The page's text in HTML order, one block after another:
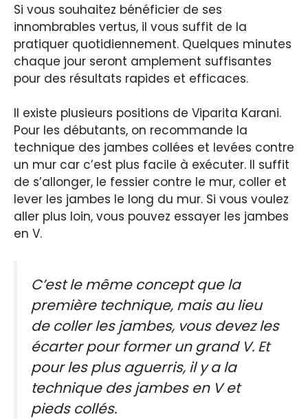
Si vous souhaitez bénéficier de ses
innombrables vertus, il vous suffit de la
pratiquer quotidiennement. Quelques minutes
chaque jour seront amplement suffisantes
pour des résultats rapides et efficaces.
Il existe plusieurs positions de Viparita Karani.
Pour les débutants, on recommande la
technique des jambes collées et levées contre
un mur car c’est plus facile à exécuter. Il suffit
de s’allonger, le fessier contre le mur, coller et
lever les jambes le long du mur. Si vous voulez
aller plus loin, vous pouvez essayer les jambes
en V.
C’est le même concept que la
première technique, mais au lieu
de coller les jambes, vous devez les
écarter pour former un grand V. Et
pour les plus aguerris, il y a la
technique des jambes en V et
pieds collés.